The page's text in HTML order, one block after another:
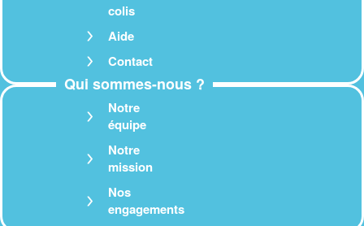
colis
Aide
Contact
Qui sommes-nous ?
Notre
équipe
Notre
mission
Nos
engagements